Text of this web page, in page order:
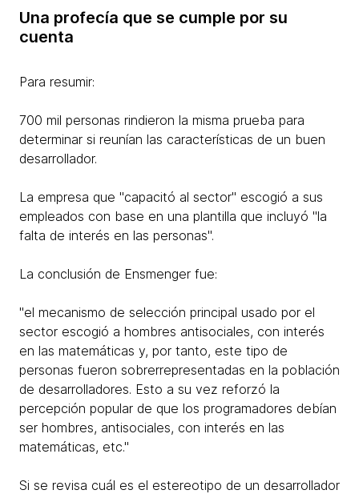
Una profecía que se cumple por su
cuenta
Para resumir:
700 mil personas rindieron la misma prueba para
determinar si reunían las características de un buen
desarrollador.
La empresa que "capacitó al sector" escogió a sus
empleados con base en una plantilla que incluyó "la
falta de interés en las personas".​
La conclusión de Ensmenger fue:
"el mecanismo de selección principal usado por el
sector escogió a hombres antisociales, con interés
en las matemáticas y, por tanto, este tipo de
personas fueron sobrerrepresentadas en la población
de desarrolladores. Esto a su vez reforzó la
percepción popular de que los programadores debían
ser hombres, antisociales, con interés en las
matemáticas, etc."
Si se revisa cuál es el estereotipo de un desarrollador